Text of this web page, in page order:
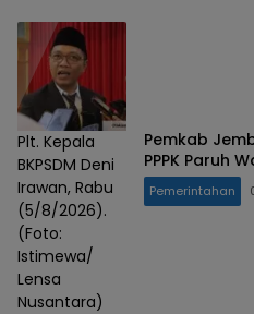
Plt. Kepala
BKPSDM Deni
Irawan, Rabu
(5/8/2026).
(Foto:
Istimewa/
Lensa
Nusantara)
Pemkab
PPPK Paruh
Pemerintahan